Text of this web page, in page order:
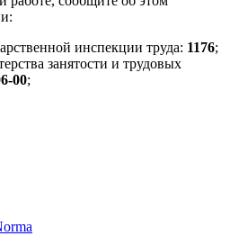
инспекции труда: 1176;
занятости и трудовых
00;